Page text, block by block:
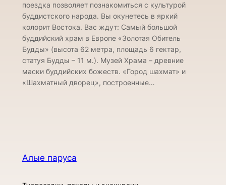
поездка позволяет познакомиться с культурой
буддистского народа. Вы окунетесь в яркий
колорит Востока. Вас ждут: Самый большой
буддийский храм в Европе «Золотая Обитель
Будды» (высота 62 метра, площадь 6 гектар,
статуя Будды – 11 м.). Музей Храма – древние
маски буддийских божеств. «Город шахмат» и
«Шахматный дворец», построенные…
Алые паруса